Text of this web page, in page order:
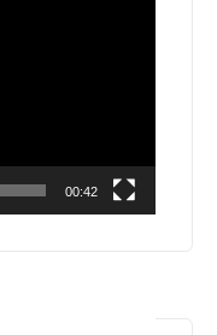
00:42